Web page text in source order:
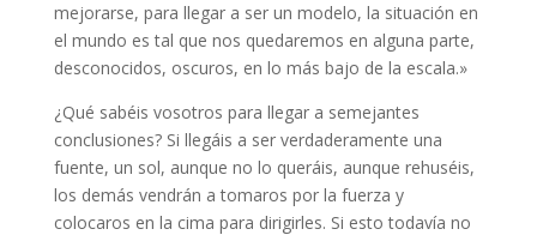
mejorarse, para llegar a ser un modelo, la situación en
el mundo es tal que nos quedaremos en alguna parte,
desconocidos, oscuros, en lo más bajo de la escala.»
¿Qué sabéis vosotros para llegar a semejantes
conclusiones? Si llegáis a ser verdaderamente una
fuente, un sol, aunque no lo queráis, aunque rehuséis,
los demás vendrán a tomaros por la fuerza y
colocaros en la cima para dirigirles. Si esto todavía no